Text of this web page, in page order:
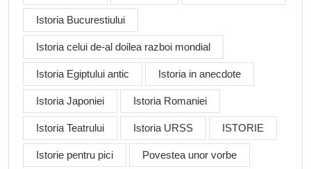
Istoria Bucurestiului
Istoria celui de-al doilea razboi mondial
Istoria Egiptului antic Istoria in anecdote
Istoria Japoniei Istoria Romaniei
Istoria Teatrului Istoria URSS ISTORIE
Istorie pentru pici Povestea unor vorbe